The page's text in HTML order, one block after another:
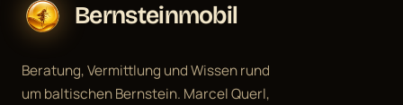
Bernsteinmobil
Beratung, Vermittlung und Wissen rund
um baltischen Bernstein. Marcel Querl,